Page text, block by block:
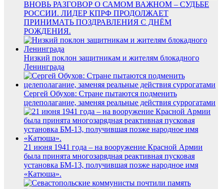
ВНОВЬ РАЗГОВОР О САМОМ ВАЖНОМ – СУДЬБЕ
РОССИИ. ЛИДЕР КПРФ ПРОДОЛЖАЕТ
ПРИНИМАТЬ ПОЗДРАВЛЕНИЯ С ДНЁМ
РОЖДЕНИЯ.
Низкий поклон защитникам и жителям блокадного
Ленинграда
Сергей Обухов: Стране пытаются подменить
целеполагание, заменяя реальные действия суррогатами
21 июня 1941 года – на вооружение Красной Армии
была принята многозарядная реактивная пусковая
установка БМ-13, получившая позже народное имя
«Катюша».